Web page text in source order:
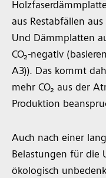
aus Restabfällen
Und Dämmplatten
CO₂-negativ
A3)). Das kommt
mehr CO₂ aus der
Produktion
Auch nach einer
Belastungen für die
ökologisch